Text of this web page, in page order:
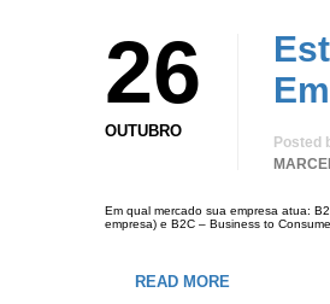
26
OUTUBRO
Posted
Em qual mercado sua empresa atua:
empresa) e B2C – Business to
READ MORE